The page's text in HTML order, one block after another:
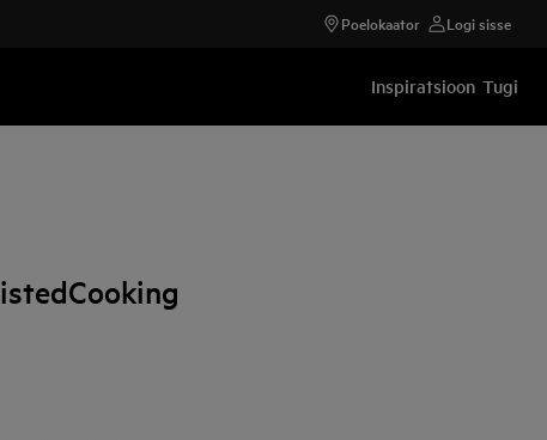
Poelokaator Logi sisse
Inspiratsioon Tugi